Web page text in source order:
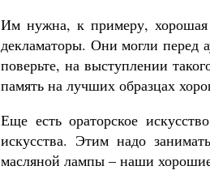
Им нужна, к примеру, хорошая
декламаторы. Они могли перед
поверьте, на выступлении
память на лучших образцах
Еще есть ораторское
искусства. Этим надо
масляной лампы – наши